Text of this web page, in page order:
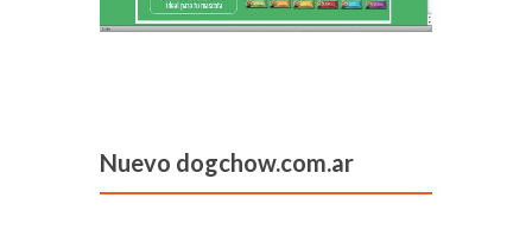
Nuevo dogchow.com.ar